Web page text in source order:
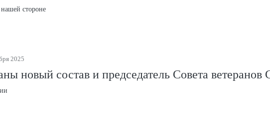
стороне
2025
новый состав и председатель Совета ветеранов